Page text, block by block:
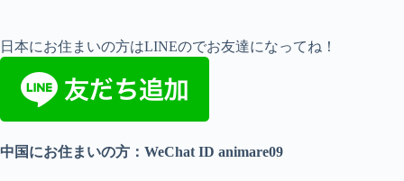
日本にお住まいの方はLINEのでお友達になってね！
中国にお住まいの方：WeChat ID animare09